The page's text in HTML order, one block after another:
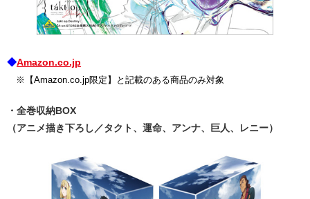
◆Amazon.co.jp
※【Amazon.co.jp限定】と記載のある商品のみ対象
・全巻収納BOX
（アニメ描き下ろし／タクト、運命、アンナ、巨人、レニー）